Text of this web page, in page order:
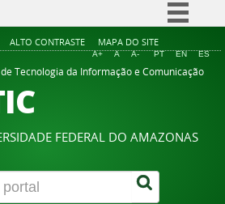
Simplifique!
Comunica BR
Legislação
Canais
ALTO CONTRASTE MAPA DO SITE
A+ A A- PT EN ES
Tecnologia da Informação e Comunicação
FEDERAL DO AMAZONAS